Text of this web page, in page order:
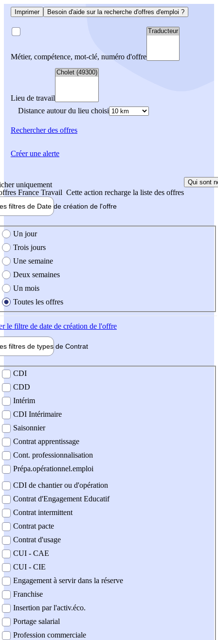
Imprimer Besoin d'aide sur la recherche d'offres d'emploi ?
Métier, compétence, mot-clé, numéro d'offre
Lieu de travail
Distance autour du lieu choisi
Rechercherdes offres
uniquement
France Travail Cette action recharge la liste des offres
Qui sont
filtres de Date de création de l'offre
création de l'offre
Un jour
Trois jours
Une semaine
Deux semaines
Un mois
Toutes les offres
le filtre de date de création de l'offre
filtres de types de Contrat
contrat
CDI
CDD
Intérim
CDI Intérimaire
Saisonnier
Contrat apprentissage
Cont. professionnalisation
Prépa.opérationnel.emploi
CDI de chantier ou d'opération
Contrat d'Engagement Educatif
Contrat intermittent
Contrat pacte
Contrat d'usage
CUI - CAE
CUI - CIE
Engagement à servir dans la réserve
Franchise
Insertion par l'activ.éco.
Portage salarial
Profession commerciale
Créer une alerte